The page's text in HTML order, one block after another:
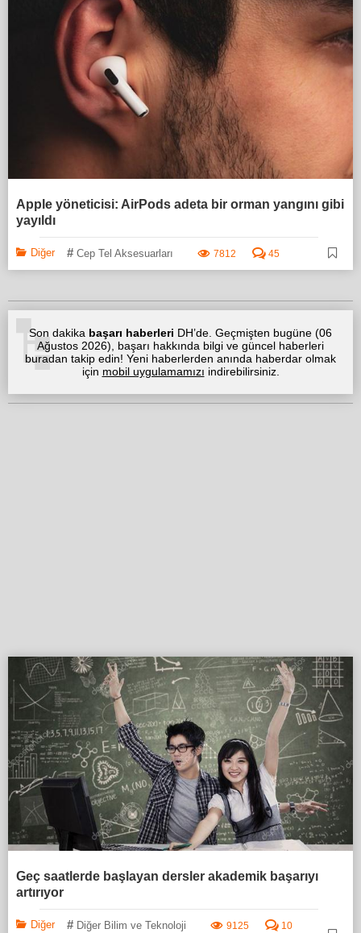
Apple yöneticisi: AirPods adeta bir orman yangını gibi
yayıldı
Diğer # Cep Tel Aksesuarları 7812 45
Son dakika başarı haberleri DH’de. Geçmişten bugüne (06
Ağustos 2026), başarı hakkında bilgi ve güncel haberleri
buradan takip edin! Yeni haberlerden anında haberdar olmak
için mobil uygulamamızı indirebilirsiniz.
Geç saatlerde başlayan dersler akademik başarıyı
artırıyor
Diğer # Diğer Bilim ve Teknoloji 9125 10